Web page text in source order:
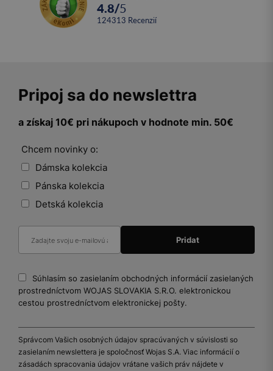
4.8/5
124313 recenzií
Pripoj sa do newslettra
a získaj 10€ pri nákupoch v hodnote min. 50€
Chcem novinky o:
Dámska kolekcia
Pánska kolekcia
Detská kolekcia
Súhlasím so zasielaním obchodných informácií zasielaných
prostredníctvom WOJAS SLOVAKIA S.R.O. elektronickou
cestou prostredníctvom elektronickej pošty.
Správcom Vašich osobných údajov spracúvaných v súvislosti so
zasielaním newslettera je spoločnosť Wojas S.A. Viac informácií o
zásadách spracovania údajov vrátane vašich práv nájdete v